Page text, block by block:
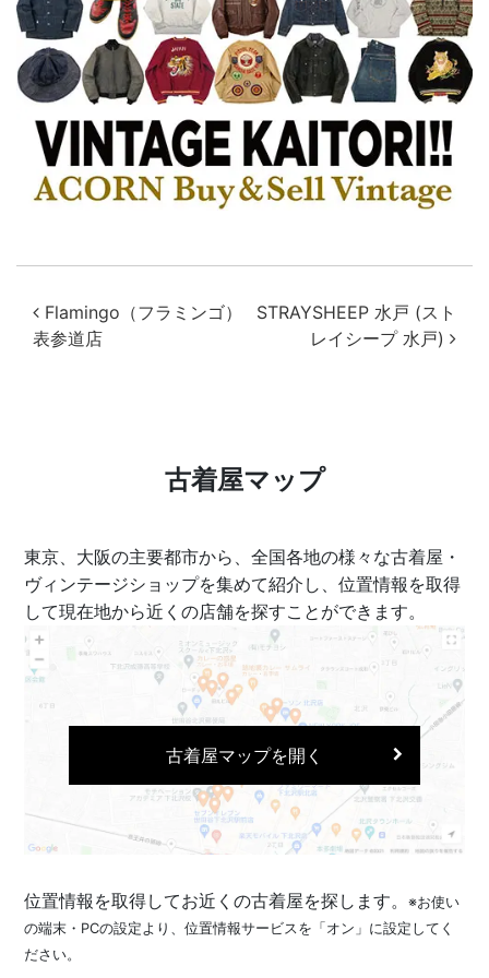
投稿ナビゲーション
Flamingo（フラミンゴ）
表参道店
STRAYSHEEP 水戸 (スト
レイシープ 水戸)
古着屋マップ
東京、大阪の主要都市から、全国各地の様々な古着屋・
ヴィンテージショップを集めて紹介し、位置情報を取得
して現在地から近くの店舗を探すことができます。
古着屋マップを開く
位置情報を取得してお近くの古着屋を探します。※お使い
の端末・PCの設定より、位置情報サービスを「オン」に設定してく
ださい。